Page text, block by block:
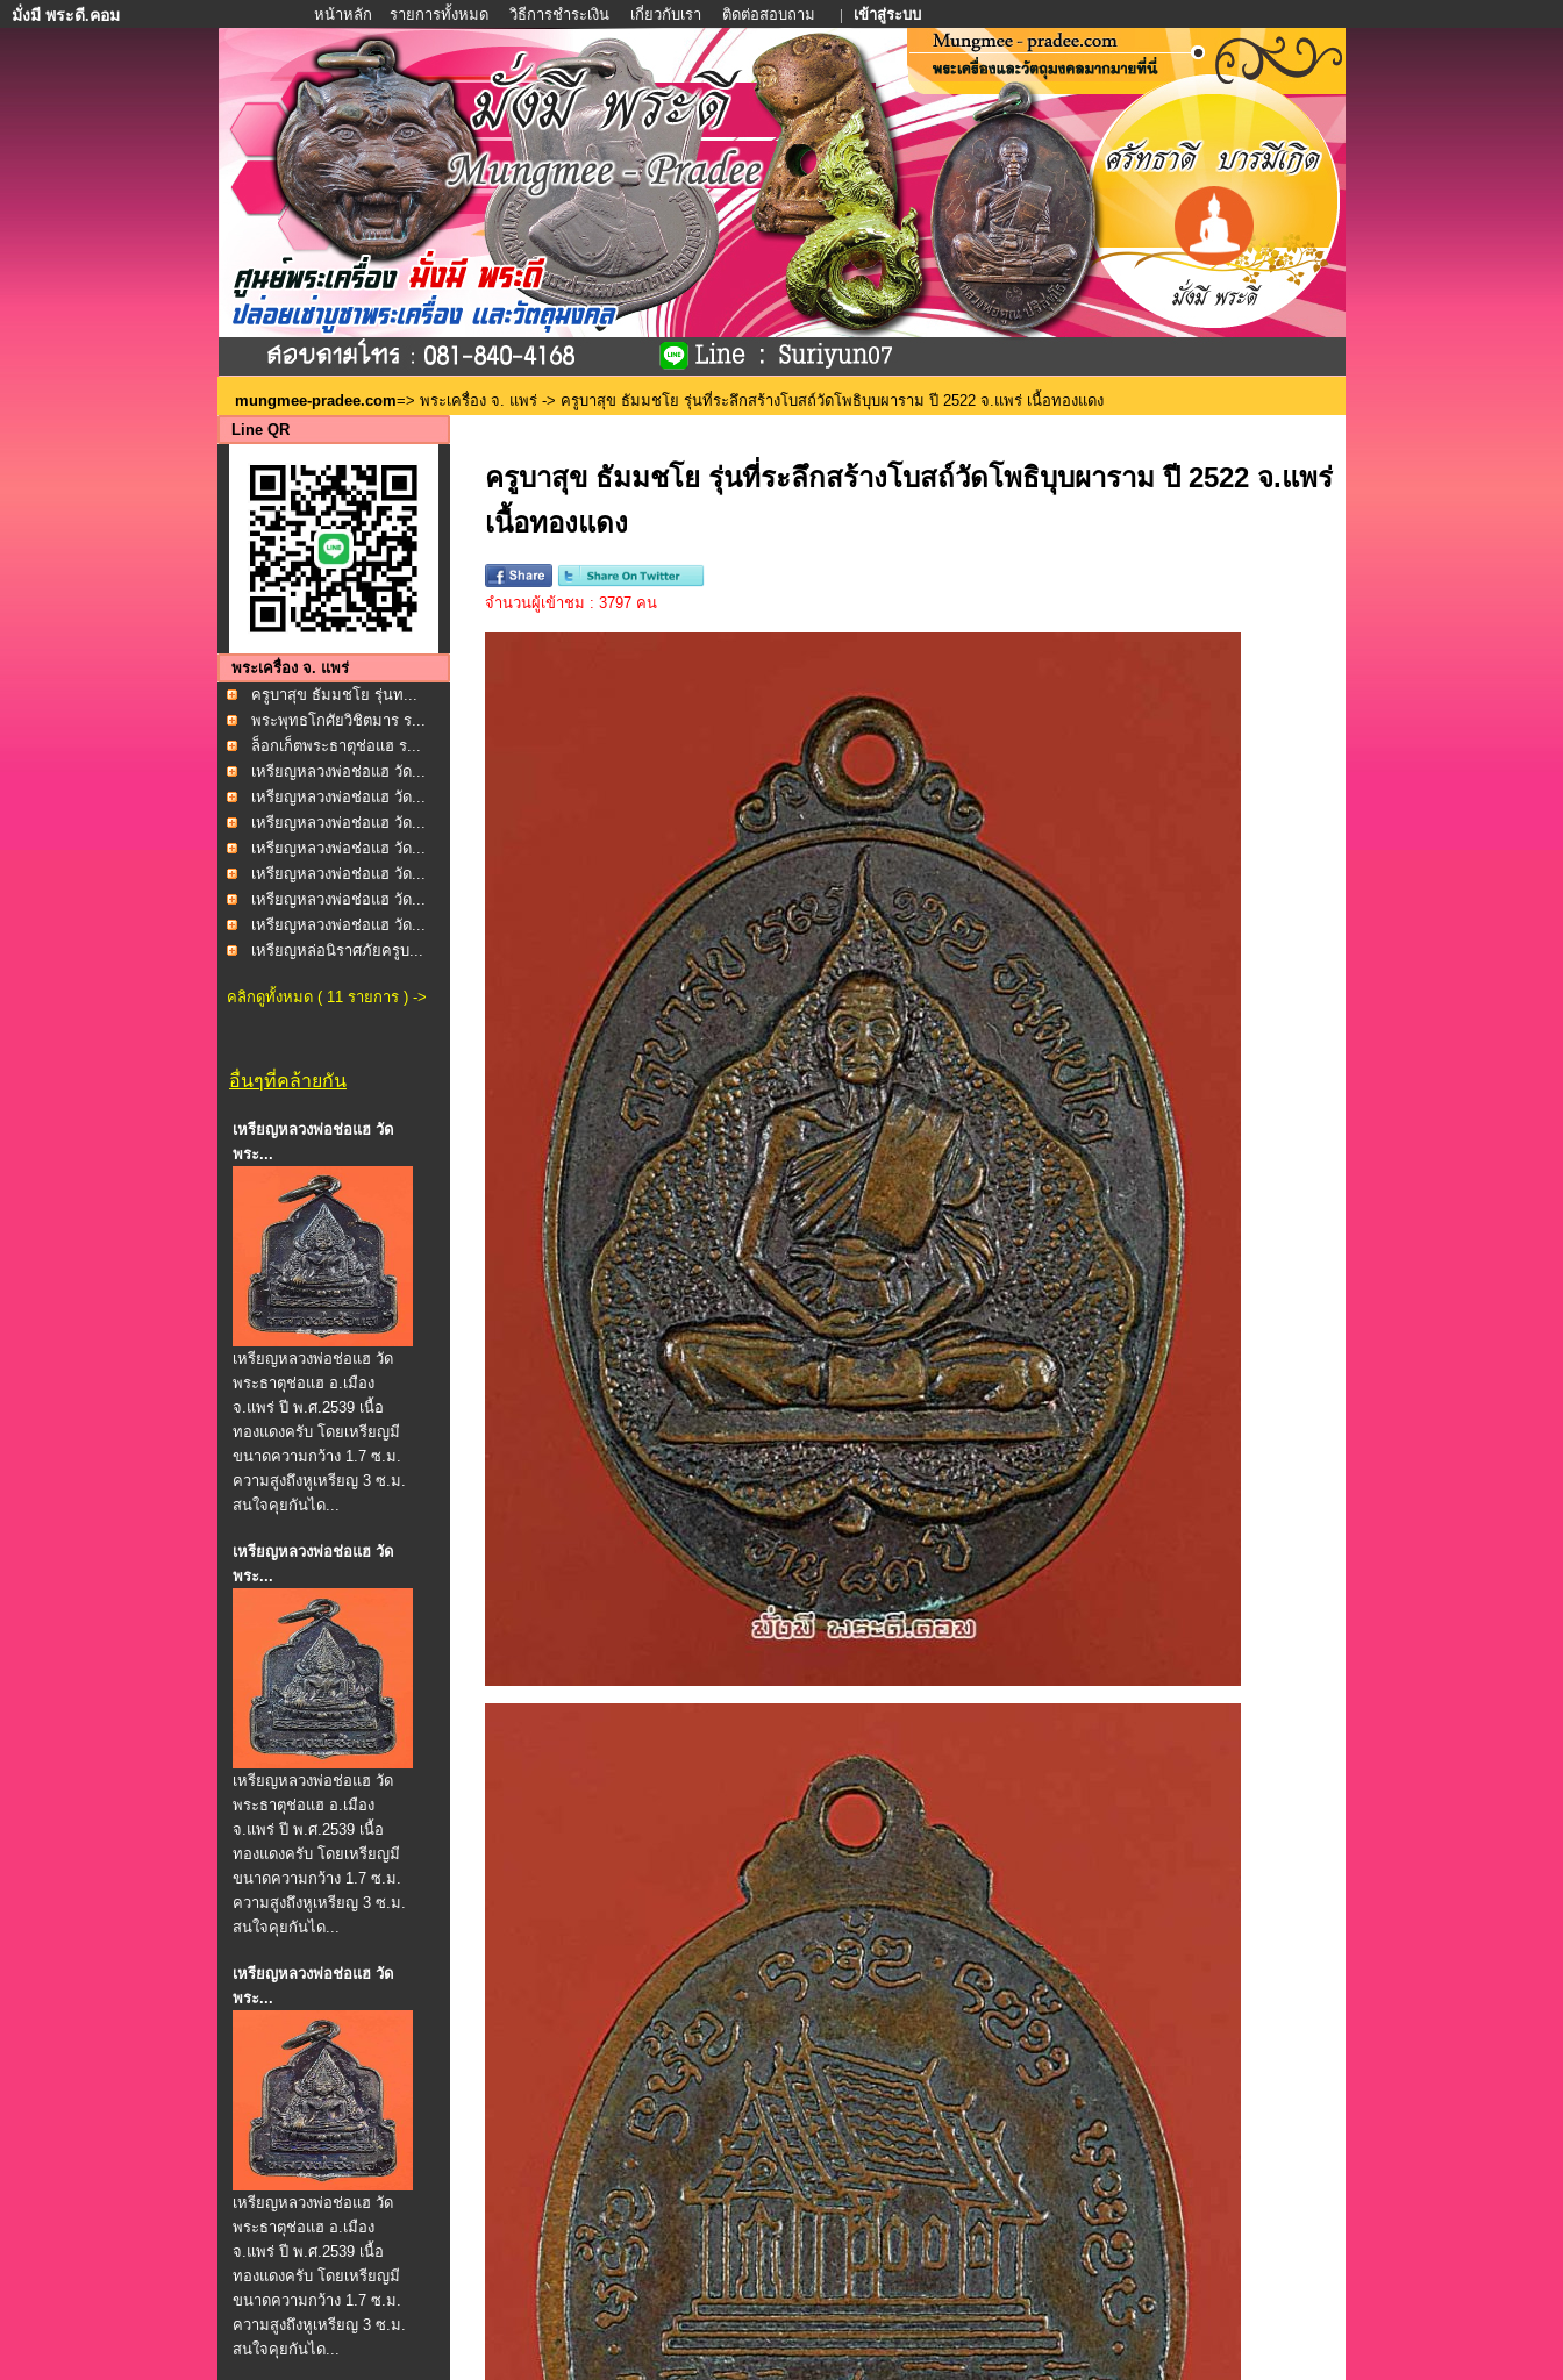
มั่งมี พระดี.คอม หน้าหลัก รายการทั้งหมด วิธีการชำระเงิน เกี่ยวกับเรา ติดต่อสอบถาม | เข้าสู่ระบบ
mungmee-pradee.com=> พระเครื่อง จ. แพร่ -> ครูบาสุข ธัมมชโย รุ่นที่ระลึกสร้างโบสถ์วัดโพธิบุบผาราม ปี 2522 จ.แพร่ เนื้อทองแดง
Line QR
พระเครื่อง จ. แพร่
ครูบาสุข ธัมมชโย รุ่นท...
พระพุทธโกศัยวิชิตมาร ร...
ล็อกเก็ตพระธาตุช่อแฮ ร...
เหรียญหลวงพ่อช่อแฮ วัด...
เหรียญหลวงพ่อช่อแฮ วัด...
เหรียญหลวงพ่อช่อแฮ วัด...
เหรียญหลวงพ่อช่อแฮ วัด...
เหรียญหลวงพ่อช่อแฮ วัด...
เหรียญหลวงพ่อช่อแฮ วัด...
เหรียญหลวงพ่อช่อแฮ วัด...
เหรียญหล่อนิราศภัยครูบ...
คลิกดูทั้งหมด ( 11 รายการ ) ->
อื่นๆที่คล้ายกัน
เหรียญหลวงพ่อช่อแฮ วัด
พระ...
เหรียญหลวงพ่อช่อแฮ วัด
พระธาตุช่อแฮ อ.เมือง
จ.แพร่ ปี พ.ศ.2539 เนื้อ
ทองแดงครับ โดยเหรียญมี
ขนาดความกว้าง 1.7 ซ.ม.
ความสูงถึงหูเหรียญ 3 ซ.ม.
สนใจคุยกันได...
เหรียญหลวงพ่อช่อแฮ วัด
พระ...
เหรียญหลวงพ่อช่อแฮ วัด
พระธาตุช่อแฮ อ.เมือง
จ.แพร่ ปี พ.ศ.2539 เนื้อ
ทองแดงครับ โดยเหรียญมี
ขนาดความกว้าง 1.7 ซ.ม.
ความสูงถึงหูเหรียญ 3 ซ.ม.
สนใจคุยกันได...
เหรียญหลวงพ่อช่อแฮ วัด
พระ...
เหรียญหลวงพ่อช่อแฮ วัด
พระธาตุช่อแฮ อ.เมือง
จ.แพร่ ปี พ.ศ.2539 เนื้อ
ทองแดงครับ โดยเหรียญมี
ขนาดความกว้าง 1.7 ซ.ม.
ความสูงถึงหูเหรียญ 3 ซ.ม.
สนใจคุยกันได...
ครูบาสุข ธัมมชโย รุ่นที่ระลึกสร้างโบสถ์วัดโพธิบุบผาราม ปี 2522 จ.แพร่
เนื้อทองแดง
จำนวนผู้เข้าชม : 3797 คน